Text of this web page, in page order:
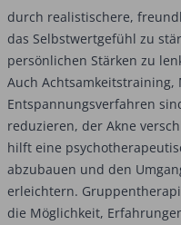
durch realistischere,
das Selbstwertgefühl zu
persönlichen Stärken zu
Auch
Entspannungsverfahren
reduzieren, der Akne
hilft eine
abzubauen und den
erleichtern.
die Möglichkeit,